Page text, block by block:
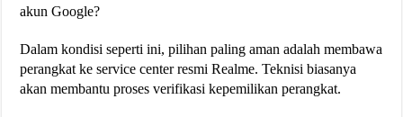
akun Google?
Dalam kondisi seperti ini, pilihan paling aman adalah membawa
perangkat ke service center resmi Realme. Teknisi biasanya
akan membantu proses verifikasi kepemilikan perangkat.